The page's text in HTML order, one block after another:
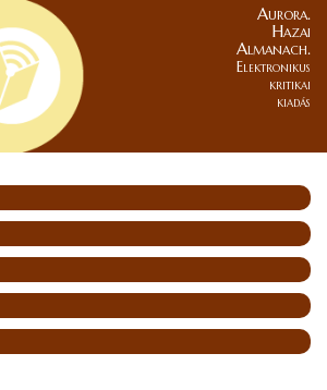
Aurora.
Hazai
Almanach.
Elektronikus
kritikai
kiadás